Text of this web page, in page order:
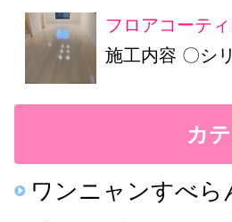
フロアコーテ
施工内容 〇シ
カ
ワンニャンすべら